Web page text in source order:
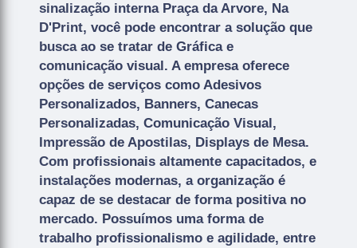
sinalização interna Praça da Arvore, Na
D'Print, você pode encontrar a solução que
busca ao se tratar de Gráfica e
comunicação visual. A empresa oferece
opções de serviços como Adesivos
Personalizados, Banners, Canecas
Personalizadas, Comunicação Visual,
Impressão de Apostilas, Displays de Mesa.
Com profissionais altamente capacitados, e
instalações modernas, a organização é
capaz de se destacar de forma positiva no
mercado. Possuímos uma forma de
trabalho profissionalismo e agilidade, entre